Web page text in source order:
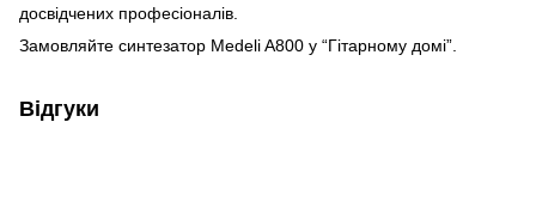
досвідчених професіоналів.
Замовляйте синтезатор Medeli A800 у “Гітарному домі”.
Відгуки